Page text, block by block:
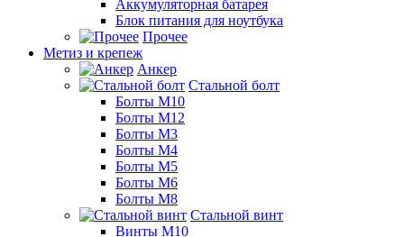
Аккумуляторная батарея
Блок питания для ноутбука
Прочее
Метиз и крепеж
Анкер
Стальной болт
Болты М10
Болты М12
Болты М3
Болты М4
Болты М5
Болты М6
Болты М8
Стальной винт
Винты М10